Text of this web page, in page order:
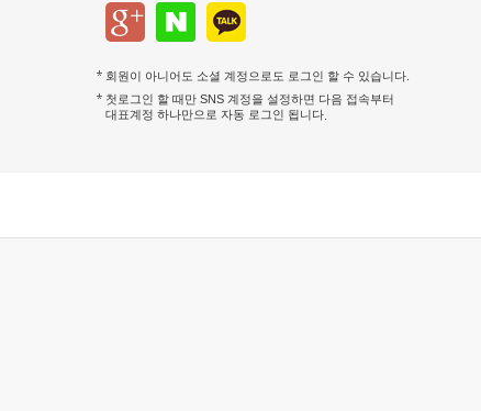
회원이 아니어도 소셜 계정으로도 로그인 할 수 있습니다.
첫로그인 할 때만 SNS 계정을 설정하면 다음 접속부터
대표계정 하나만으로 자동 로그인 됩니다